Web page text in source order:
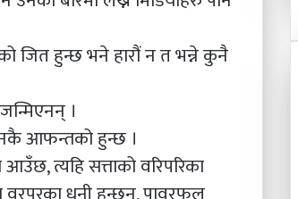
जित हुन्छ भने हारौं न त भन्ने कुनै
।
आफन्तको हुन्छ ।
त्यहि सत्ताको वरिपरिका